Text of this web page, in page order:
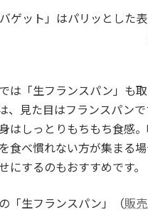
ゲット」はパリッとした
は「生フランスパン」も
、見た目はフランスパン
はしっとりもちもち食感
食べ慣れない方が集まる
にするのもおすすめです。
「生フランスパン」（販